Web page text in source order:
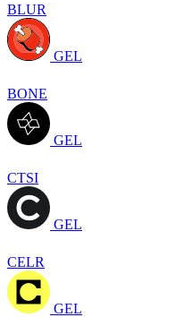
BLUR
GEL
BONE
GEL
CTSI
GEL
CELR
GEL